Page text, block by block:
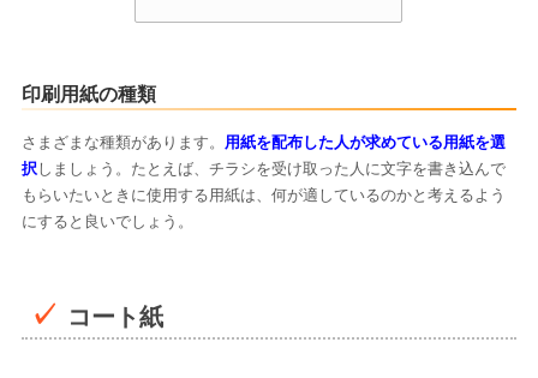
印刷用紙の種類
さまざまな種類があります。 用紙を配布した人が求めている用紙を選
択しましょう。たとえば、チラシを受け取った人に文字を書き込んで
もらいたいときに使用する用紙は、何が適しているのかと考えるよう
にすると良いでしょう。
コート紙